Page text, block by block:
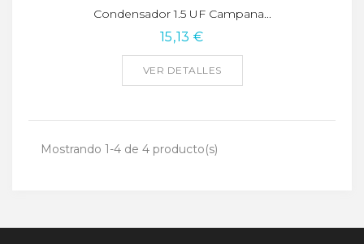
Condensador 1.5 UF Campana...
15,13 €
VER DETALLES
Mostrando 1-4 de 4 producto(s)